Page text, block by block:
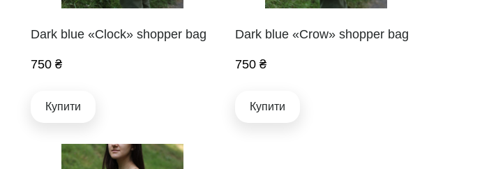
Dark blue «Clock» shopper bag
750 ₴
Купити
Dark blue «Crow» shopper bag
750 ₴
Купити